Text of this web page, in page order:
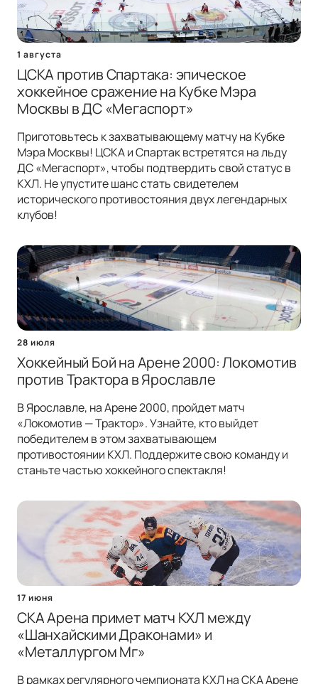
1 августа
ЦСКА против Спартака: эпическое
хоккейное сражение на Кубке Мэра
Москвы в ДС «Мегаспорт»
Приготовьтесь к захватывающему матчу на Кубке
Мэра Москвы! ЦСКА и Спартак встретятся на льду
ДС «Мегаспорт», чтобы подтвердить свой статус в
КХЛ. Не упустите шанс стать свидетелем
исторического противостояния двух легендарных
клубов!
28 июля
Хоккейный Бой на Арене 2000: Локомотив
против Трактора в Ярославле
В Ярославле, на Арене 2000, пройдет матч
«Локомотив — Трактор». Узнайте, кто выйдет
победителем в этом захватывающем
противостоянии КХЛ. Поддержите свою команду и
станьте частью хоккейного спектакля!
17 июня
СКА Арена примет матч КХЛ между
«Шанхайскими Драконами» и
«Металлургом Мг»
В рамках регулярного чемпионата КХЛ на СКА Арене